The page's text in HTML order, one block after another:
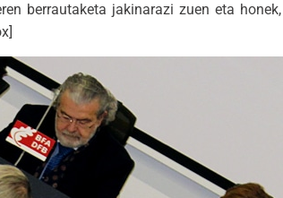
berrautaketa jakinarazi zuen eta